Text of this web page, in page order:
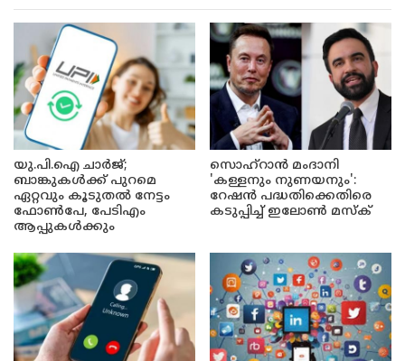
യു.പി.ഐ ചാർജ്;
ബാങ്കുകൾക്ക് പുറമെ
ഏറ്റവും കൂടുതൽ നേട്ടം
ഫോൺപേ, പേടിഎം
ആപ്പുകൾക്കും
സൊഹ്റാൻ മംദാനി
'കള്ളനും നുണയനും':
റേഷൻ പദ്ധതിക്കെതിരെ
കടുപ്പിച്ച് ഇലോൺ മസ്ക്